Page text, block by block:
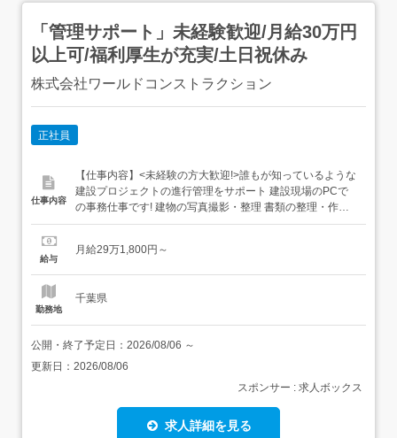
「管理サポート」未経験歓迎/月給30万円
以上可/福利厚生が充実/土日祝休み
株式会社ワールドコンストラクション
正社員
仕事内容
【仕事内容】<未経験の方大歓迎!>誰もが知っているような
建設プロジェクトの進行管理をサポート 建設現場のPCで
の事務仕事です! 建物の写真撮影・整理 書類の整理・作
成・ファイリング 申請書の作成 スケジュールの管理 スタ
ち合わせなど幅広い業務に携わることができます。デスク
給与
月給29万1,800円～
勤務地
千葉県
公開・終了予定日： 2026/08/06 ～
更新日： 2026/08/06
スポンサー : 求人ボックス
求人詳細を見る